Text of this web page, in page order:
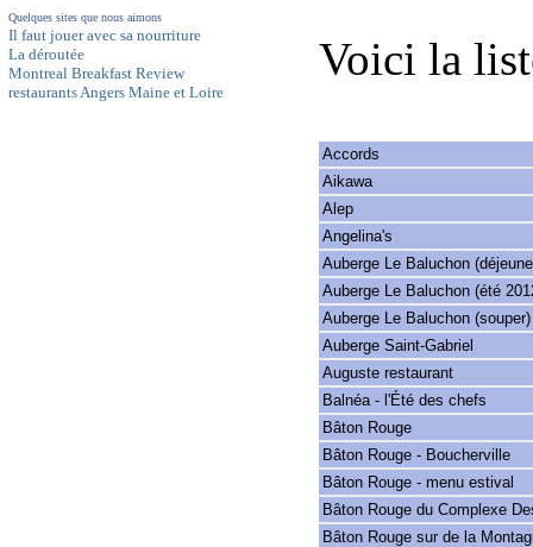
Quelques sites que nous aimons
Il faut jouer avec sa nourriture
La déroutée
Montreal Breakfast Review
restaurants Angers Maine et Loire
Voici la
Accords
Aikawa
Alep
Angelina's
Auberge Le Baluchon
Auberge Le Baluchon (été
Auberge Le Baluchon (souper)
Auberge Saint-Gabriel
Auguste restaurant
Balnéa - l'Été des chefs
Bâton Rouge
Bâton Rouge - Boucherville
Bâton Rouge - menu estival
Bâton Rouge du Complexe
Bâton Rouge sur de la